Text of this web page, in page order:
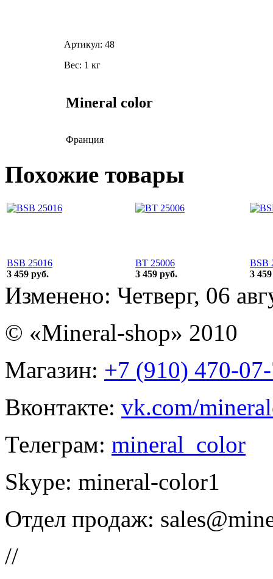
Артикул: 48
Вес: 1 кг
Mineral color
Франция
Похожие товары
BSB 25016
3 459 руб.
BT 25006
3 459 руб.
BSB
3
Изменено: Четверг, 06
© «Mineral-shop» 2010
Магазин: +7 (910) 470-
Вконтакте: vk.com/
Телеграм: mineral_color
Skype: mineral-color1
Отдел продаж:
//